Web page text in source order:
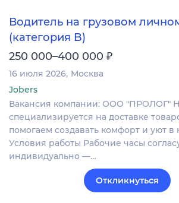
Водитель на грузовом
(категория B)
250 000–400 000 ₽
16 июля 2026 Москва
Jobers
Вакансия компании: ООО "ПРОЛОГ"
специализируется на доставке
помогаем создавать комфорт и уют
Условия работы Рабочие часы
индивидуально —…
Откликнуться